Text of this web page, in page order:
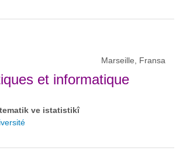
Marseille, Fransa
et informatique
ve istatistikî